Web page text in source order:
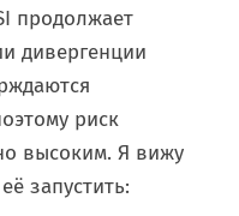
продолжает
дивергенции
риск
высоким. Я вижу
запустить: